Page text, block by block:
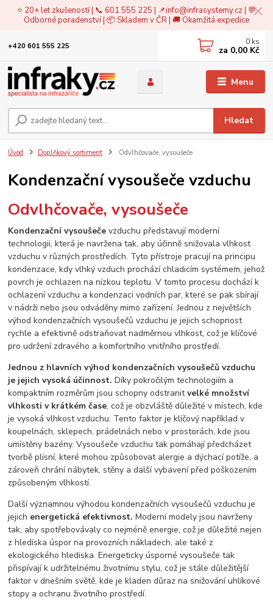
⭐ 20+ let zkušeností | 📞 601 555 225 | 📌info@infrasystemy.cz| 💬
Odborné poradenství | 📦 Skladem v ČR | 🚚 Okamžitá expedice
Menu
Hledat
+420 601 555 225 0 ks
za 0,00 Kč
Úvod Doplňkový sortiment Odvlhčovače, vysoušeče
Kondenzační vysoušeče vzduchu
Odvlhčovače, vysoušeče
Kondenzační vysoušeče vzduchu představují moderní
technologii, která je navržena tak, aby účinně snižovala vlhkost
vzduchu v různých prostředích. Tyto přístroje pracují na principu
kondenzace, kdy vlhký vzduch prochází chladicím systémem, jehož
povrch je ochlazen na nízkou teplotu. V tomto procesu dochází k
ochlazení vzduchu a kondenzaci vodních par, které se pak sbírají
v nádrži nebo jsou odváděny mimo zařízení. Jednou z největších
výhod kondenzačních vysoušečů vzduchu je jejich schopnost
rychle a efektivně odstraňovat nadměrnou vlhkost, což je klíčové
pro udržení zdravého a komfortního vnitřního prostředí.
Jednou z hlavních výhod kondenzačních vysoušečů vzduchu
je jejich vysoká účinnost.Díky pokročilým technologiím a
kompaktním rozměrům jsou schopny odstranitvelké množství
vlhkosti v krátkém čase, což je obzvláště důležité v místech, kde
je vysoká vlhkost vzduchu. Tento faktor je klíčový například v
koupelnách, sklepech, prádelnách nebo v prostorách, kde jsou
umístěny bazény. Vysoušeče vzduchu tak pomáhají předcházet
tvorbě plísní, které mohou způsobovat alergie a dýchací potíže, a
zároveň chrání nábytek, stěny a další vybavení před poškozením
způsobeným vlhkostí.
Další významnou výhodou kondenzačních vysoušečů vzduchu je
jejich energetická efektivnost. Moderní modely jsou navrženy
tak, aby spotřebovávaly co nejméně energie, což je důležité nejen
z hlediska úspor na provozních nákladech, ale také z
ekologického hlediska. Energeticky úsporné vysoušeče tak
přispívají k udržitelnému životnímu stylu, což je stále důležitější
faktor v dnešním světě, kde je kladen důraz na snižování uhlíkové
stopy a ochranu životního prostředí.